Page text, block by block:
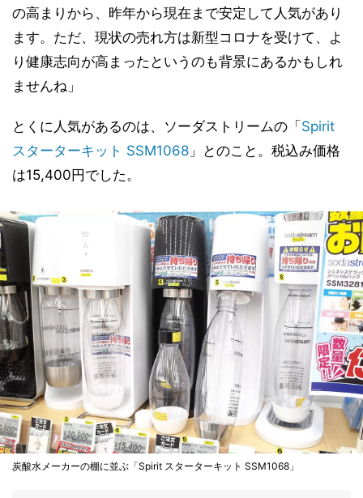
の高まりから、昨年から現在まで安定して人気があり
ます。ただ、現状の売れ方は新型コロナを受けて、よ
り健康志向が高まったというのも背景にあるかもしれ
ませんね」
とくに人気があるのは、ソーダストリームの「Spirit
スターターキット SSM1068 」とのこと。税込み価格
は15,400円でした。
炭酸水メーカーの棚に並ぶ「Spirit スターターキット SSM1068」